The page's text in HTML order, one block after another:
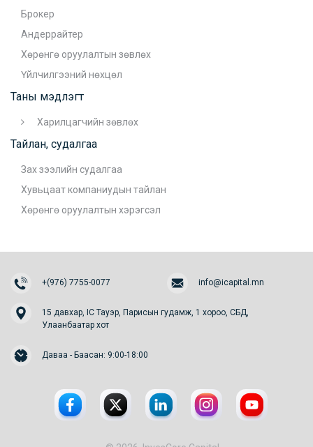
Брокер
Андеррайтер
Хөрөнгө оруулалтын зөвлөх
Үйлчилгээний нөхцөл
Таны мэдлэгт
Харилцагчийн зөвлөх
Тайлан, судалгаа
Зах зээлийн судалгаа
Хувьцаат компаниудын тайлан
Хөрөнгө оруулалтын хэрэгсэл
+(976) 7755-0077 info@icapital.mn
15 давхар, IC Тауэр, Парисын гудамж, 1 хороо, СБД,
Улаанбаатар хот
Даваа - Баасан: 9:00-18:00